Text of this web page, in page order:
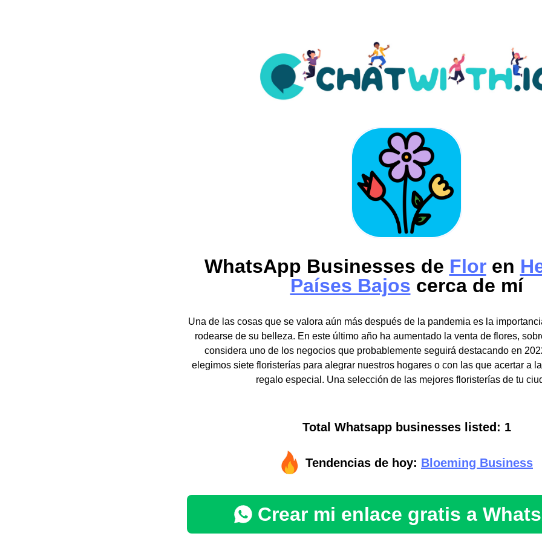
WhatsApp Businesses de Floren
Países Bajos cerca de mí
Una de las cosas que se valora aún más después de la pandemia es la
rodearse de su belleza. En este último año ha aumentado la venta de flores,
considera uno de los negocios que probablemente seguirá destacando en
elegimos siete floristerías para alegrar nuestros hogares o con las que acertar a
regalo especial. Una selección de las mejores floristerías de tu
Total Whatsapp businesses listed: 1
Tendencias de hoy: Bloeming Business
Crear mi enlace gratis a